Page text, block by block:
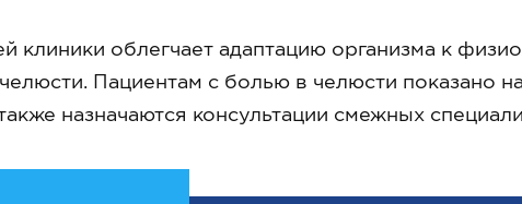
облегчает адаптацию организма к
Пациентам с болью в челюсти показано
назначаются консультации смежных